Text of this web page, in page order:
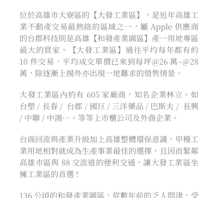
位於高雄市大寮區的【大發工業區】，是近年高雄工
業不動產交易最熱絡的區域之一，屬 Apple 供應商
的台郡科技則是高雄【和發產業園區】產一用地專區
最大的買家。【大發工業區】過往平均每年都有約
10 件交易，平均成交單價已來到每坪@26 萬–@28
萬，除逐漸上揚外亦出現一地難求的惜售情景。
大發工業區內約有 605 家廠商，知名企業林立。如
台塑 / 長春 / 台郡 / 國巨 / 三洋藥品 / 巴斯夫 / 長興
/ 中聯 / 中鴻…。等等上市櫃公司及外商企業。
台商回流與產業升級加上高雄整體環保意識，甲種工
業用地相對就成為生產事業最佳的選擇，且因而緊鄰
高雄市區與 88 交流道的便利交通，讓大發工業區坐
擁工業區的首選 !
136 公頃的和發產業園區，從數年前的乏人問津，受